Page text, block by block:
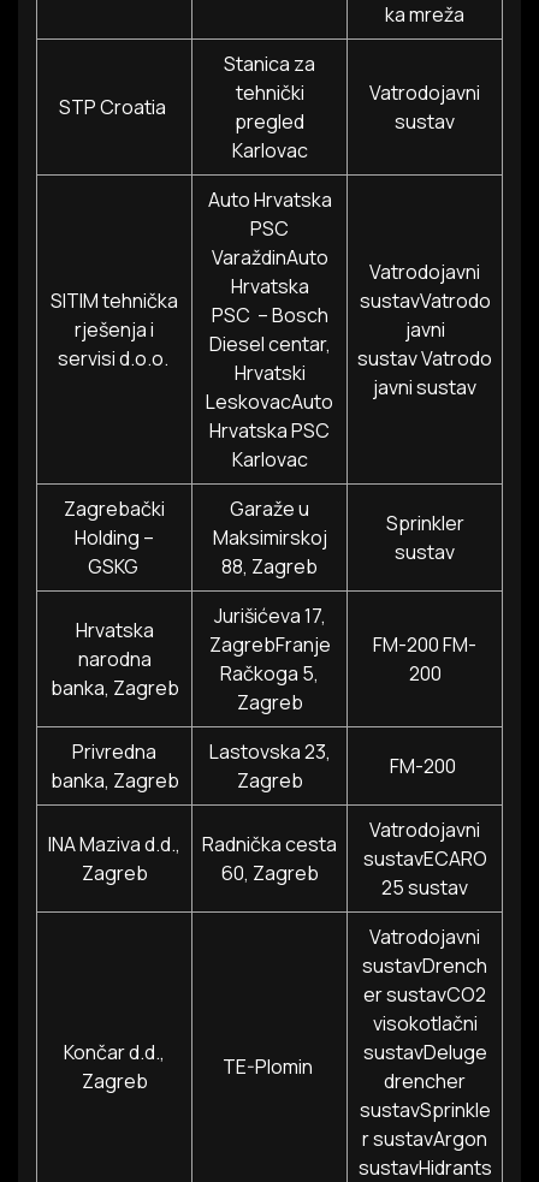
ka mreža
STP Croatia
Stanica za
tehnički
pregled
Karlovac
Vatrodojavni
sustav
SITIM tehnička
rješenja i
servisi d.o.o.
Auto Hrvatska
PSC
VaraždinAuto
Hrvatska
PSC – Bosch
Diesel centar,
Hrvatski
LeskovacAuto
Hrvatska PSC
Karlovac
Vatrodojavni
sustavVatrodo
javni
sustav Vatrodo
javni sustav
Zagrebački
Holding –
GSKG
Garaže u
Maksimirskoj
88, Zagreb
Sprinkler
sustav
Hrvatska
narodna
banka, Zagreb
Jurišićeva 17,
ZagrebFranje
Račkoga 5,
Zagreb
FM-200 FM-
200
Privredna
banka, Zagreb
Lastovska 23,
Zagreb
FM-200
INA Maziva d.d.,
Zagreb
Radnička cesta
60, Zagreb
Vatrodojavni
sustavECARO
25 sustav
Končar d.d.,
Zagreb
TE-Plomin
Vatrodojavni
sustavDrench
er sustavCO2
visokotlačni
sustavDeluge
drencher
sustavSprinkle
r sustavArgon
sustavHidrants